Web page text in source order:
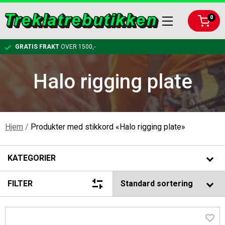
0
KLATRING
TAUBREMS OG KLATRESYSTEMER
SELER OG TILBEHØR
RIGGPLATER
NEDFIRINGSBREMSER
ARBEIDSTØY OG VERNEUTSTYR
HJELM
HÅNDSAG
BAGGER, LYKTER, FELLINGSUTSTYR
GRATIS FRAKT OVER 1500,-
Halo rigging plate
Hjem / Produkter med stikkord «Halo rigging plate»
KATEGORIER
FILTER